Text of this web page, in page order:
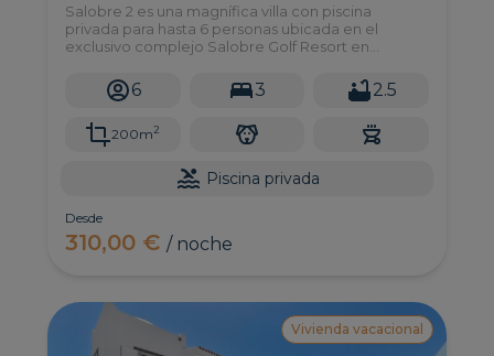
Salobre 2 es una magnífica villa con piscina
privada para hasta 6 personas ubicada en el
exclusivo complejo Salobre Golf Resort en
jardín, barbacoa y todo lo necesario para disfrutar
de una experiencia vacacional inmejorable.
6 3 2.5
200m2
Piscina privada
Desde
310,00 €/ noche
Vivienda vacacional